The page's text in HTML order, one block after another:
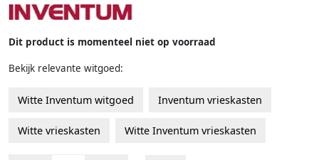
Dit product is momenteel niet op voorraad
Bekijk relevante witgoed:
Witte Inventum witgoed Inventum vrieskasten
Witte vrieskasten Witte Inventum vrieskasten